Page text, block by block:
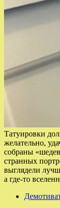
Татуировки
желательно,
собраны
странных
выглядели
а где-то